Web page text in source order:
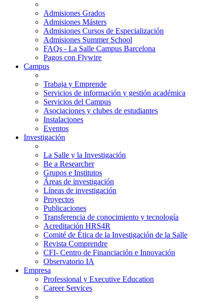
Admisiones Grados
Admisiones Másters
Admisiones Cursos de Especialización
Admisiones Summer School
FAQs - La Salle Campus Barcelona
Pagos con Flywire
Campus
Trabaja y Emprende
Servicios de información y gestión académica
Servicios del Campus
Asociaciones y clubes de estudiantes
Instalaciones
Eventos
Investigación
La Salle y la Investigación
Be a Researcher
Grupos e Institutos
Áreas de investigación
Líneas de investigación
Proyectos
Publicaciones
Transferencia de conocimiento y tecnología
Acreditación HRS4R
Comité de Ética de la Investigación de la Salle
Revista Comprendre
CFI- Centro de Financiación e Innovación
Observatorio IA
Empresa
Professional y Executive Education
Career Services